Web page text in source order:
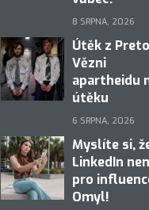
8 SRPNA, 2026
Útěk z
Vězni
apartheidu
útěku
6 SRPNA, 2026
Myslíte si,
LinkedIn
pro
Omyl!